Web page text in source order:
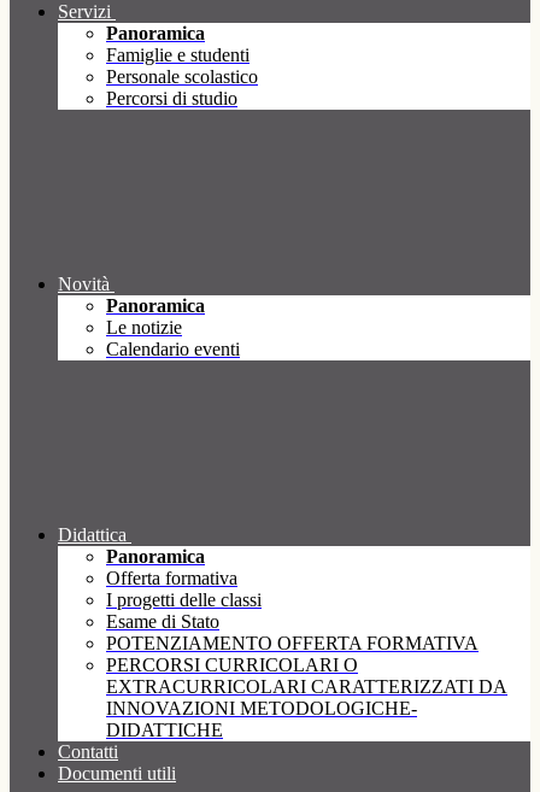
Servizi
Panoramica
Famiglie e studenti
Personale scolastico
Percorsi di studio
Novità
Panoramica
Le notizie
Calendario eventi
Didattica
Panoramica
Offerta formativa
I progetti delle classi
Esame di Stato
POTENZIAMENTO OFFERTA FORMATIVA
PERCORSI CURRICOLARI O
EXTRACURRICOLARI CARATTERIZZATI DA
INNOVAZIONI METODOLOGICHE-
DIDATTICHE
Contatti
Documenti utili